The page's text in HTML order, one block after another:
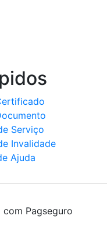
Serviço
Invalidade
Ajuda